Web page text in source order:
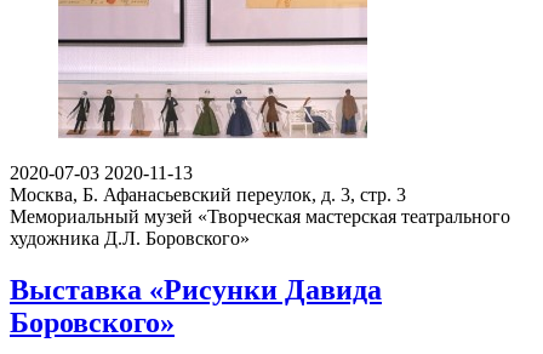
2020-07-03 2020-11-13
Москва, Б. Афанасьевский переулок, д. 3, стр. 3
Мемориальный музей «Творческая мастерская театрального
художника Д.Л. Боровского»
Выставка «Рисунки Давида
Боровского»